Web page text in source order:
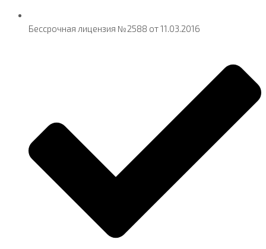
Бессрочная лицензия №2588 от 11.03.2016